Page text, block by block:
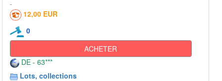
12,00 EUR
0
ACHETER
DE - 63***
Lots, collections